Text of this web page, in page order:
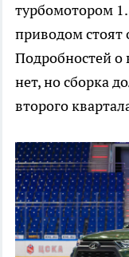
турбомотором
приводом стоят
Подробностей о
нет, но сборка
второго